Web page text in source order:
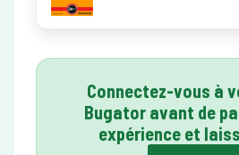
Connectez-vous à
Bugator avant de
expérience et